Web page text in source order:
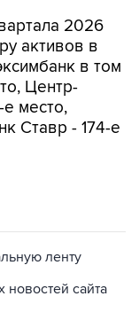
2026
активов в
в том
Центр-
е место,
Ставр - 174-е
ленту
новостей сайта